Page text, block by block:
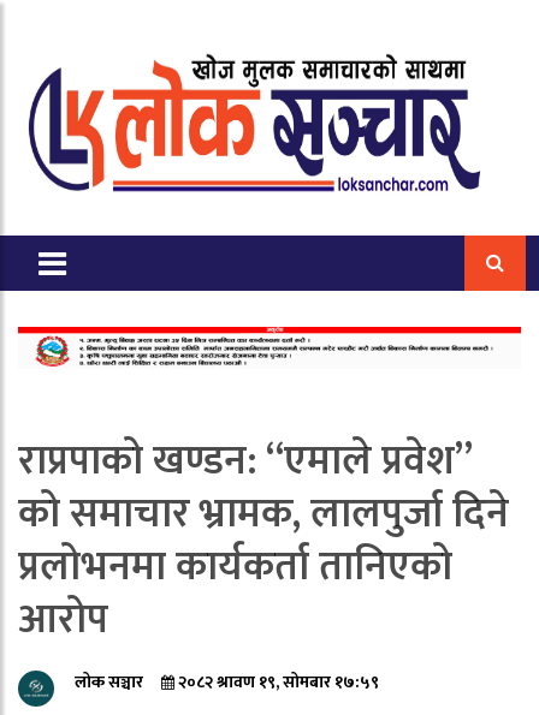
राप्रपाको खण्डन: “एमाले प्रवेश”
को समाचार भ्रामक, लालपुर्जा दिने
प्रलोभनमा कार्यकर्ता तानिएको
आरोप
लोक सञ्चार २०८२ श्रावण १९, सोमबार १७:५९